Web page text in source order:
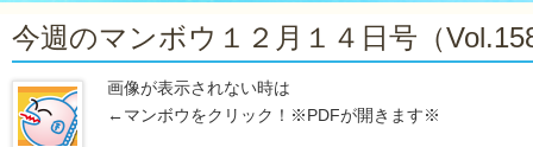
今週のマンボウ１２月１４日号（
画像が表示されない時は
←マンボウをクリック！※PDFが開きます※